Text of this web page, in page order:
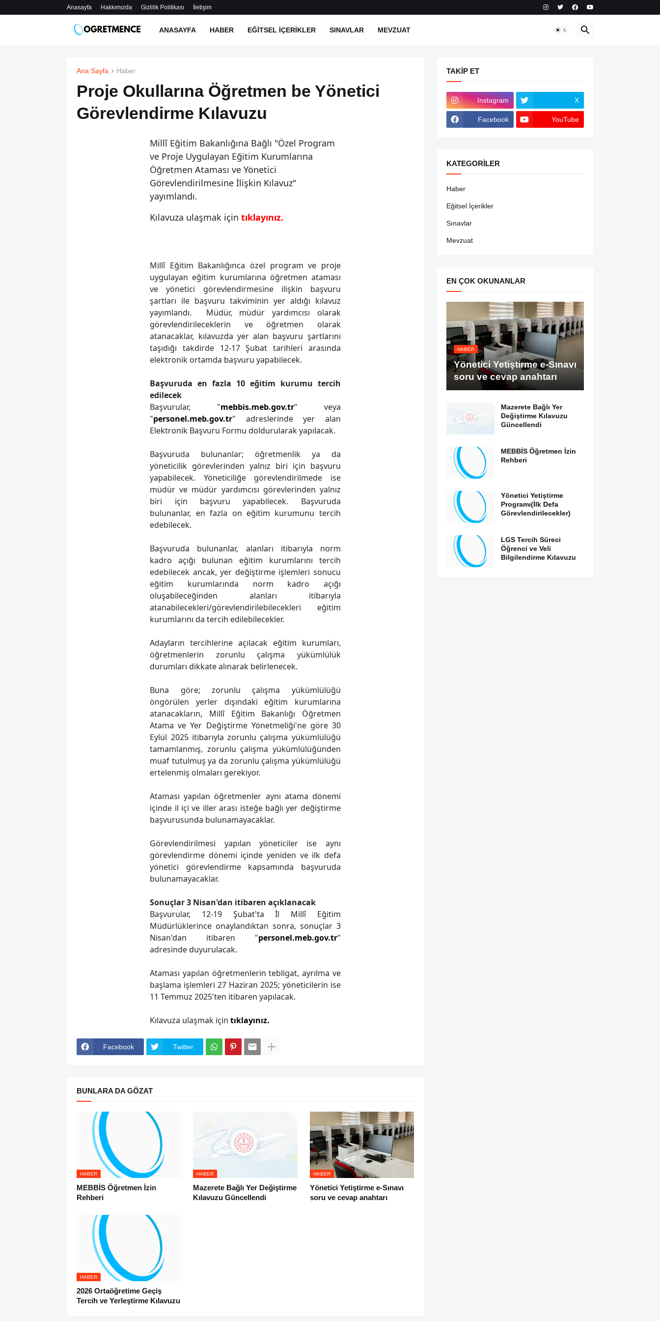
Anasayfa Hakkımızda Gizlilik Politikası İletişim
ANASAYFA HABER EĞITSEL İÇERIKLER SINAVLAR MEVZUAT
Ana Sayfa Haber
Proje Okullarına Öğretmen be Yönetici
Görevlendirme Kılavuzu
Millî Eğitim Bakanlığına Bağlı "Özel Program
ve Proje Uygulayan Eğitim Kurumlarına
Öğretmen Ataması ve Yönetici
Görevlendirilmesine İlişkin Kılavuz"
yayımlandı.
Kılavuza ulaşmak içintıklayınız.
Millî Eğitim Bakanlığınca özel program ve proje
uygulayan eğitim kurumlarına öğretmen ataması
ve yönetici görevlendirmesine ilişkin başvuru
şartları ile başvuru takviminin yer aldığı kılavuz
yayımlandı. Müdür, müdür yardımcısı olarak
görevlendirileceklerin ve öğretmen olarak
atanacaklar, kılavuzda yer alan başvuru şartlarını
taşıdığı takdirde 12-17 Şubat tarihleri arasında
elektronik ortamda başvuru yapabilecek.
Başvuruda en fazla 10 eğitim kurumu tercih
edilecek
Başvurular, "mebbis.meb.gov.tr" veya
"personel.meb.gov.tr" adreslerinde yer alan
Elektronik Başvuru Formu doldurularak yapılacak.
Başvuruda bulunanlar; öğretmenlik ya da
yöneticilik görevlerinden yalnız biri için başvuru
yapabilecek. Yöneticiliğe görevlendirilmede ise
müdür ve müdür yardımcısı görevlerinden yalnız
biri için başvuru yapabilecek. Başvuruda
bulunanlar, en fazla on eğitim kurumunu tercih
edebilecek.
Başvuruda bulunanlar, alanları itibarıyla norm
kadro açığı bulunan eğitim kurumlarını tercih
edebilecek ancak, yer değiştirme işlemleri sonucu
eğitim kurumlarında norm kadro açığı
oluşabileceğinden alanları itibarıyla
atanabilecekleri/görevlendirilebilecekleri eğitim
kurumlarını da tercih edilebilecekler.
Adayların tercihlerine açılacak eğitim kurumları,
öğretmenlerin zorunlu çalışma yükümlülük
durumları dikkate alınarak belirlenecek.
Buna göre; zorunlu çalışma yükümlülüğü
öngörülen yerler dışındaki eğitim kurumlarına
atanacakların, Millî Eğitim Bakanlığı Öğretmen
Atama ve Yer Değiştirme Yönetmeliği'ne göre 30
Eylül 2025 itibarıyla zorunlu çalışma yükümlülüğü
tamamlanmış, zorunlu çalışma yükümlülüğünden
muaf tutulmuş ya da zorunlu çalışma yükümlülüğü
ertelenmiş olmaları gerekiyor.
Ataması yapılan öğretmenler aynı atama dönemi
içinde il içi ve iller arası isteğe bağlı yer değiştirme
başvurusunda bulunamayacaklar.
Görevlendirilmesi yapılan yöneticiler ise aynı
görevlendirme dönemi içinde yeniden ve ilk defa
yönetici görevlendirme kapsamında başvuruda
bulunamayacaklar.
Sonuçlar 3 Nisan'dan itibaren açıklanacak
Başvurular, 12-19 Şubat'ta İl Millî Eğitim
Müdürlüklerince onaylandıktan sonra, sonuçlar 3
Nisan'dan itibaren "personel.meb.gov.tr"
adresinde duyurulacak.
Ataması yapılan öğretmenlerin tebligat, ayrılma ve
başlama işlemleri 27 Haziran 2025; yöneticilerin ise
11 Temmuz 2025'ten itibaren yapılacak.
Kılavuza ulaşmak içintıklayınız.
Facebook Twitter
BUNLARA DA GÖZAT
HABER
MEBBİS Öğretmen İzin
Rehberi
HABER
Mazerete Bağlı Yer Değiştirme
Kılavuzu Güncellendi
HABER
Yönetici Yetiştirme e-Sınavı
soru ve cevap anahtarı
HABER
2026 Ortaöğretime Geçiş
Tercih ve Yerleştirme Kılavuzu
TAKIP ET
Instagram X
Facebook YouTube
KATEGORILER
Haber
Eğitsel İçerikler
Sınavlar
Mevzuat
EN ÇOK OKUNANLAR
HABER
Yönetici Yetiştirme e-Sınavı
soru ve cevap anahtarı
Mazerete Bağlı Yer
Değiştirme Kılavuzu
Güncellendi
MEBBİS Öğretmen İzin
Rehberi
Yönetici Yetiştirme
Programı(İlk Defa
Görevlendirilecekler)
LGS Tercih Süreci
Öğrenci ve Veli
Bilgilendirme Kılavuzu